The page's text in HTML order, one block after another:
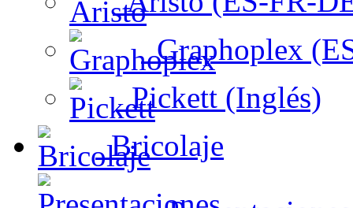
Graphoplex
Pickett (Inglés)
Bricolaje